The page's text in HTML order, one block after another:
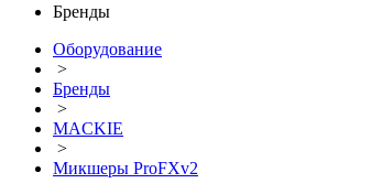
Бренды
Оборудование
>
Бренды
>
MACKIE
>
Микшеры ProFXv2